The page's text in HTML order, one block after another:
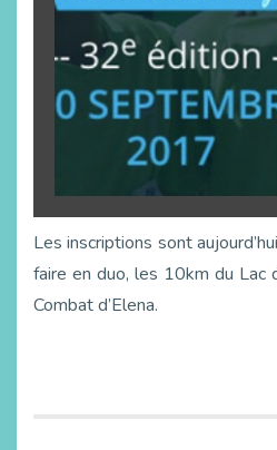
Les inscriptions sont
faire en duo, les 10km du Lac
Combat d’Elena.